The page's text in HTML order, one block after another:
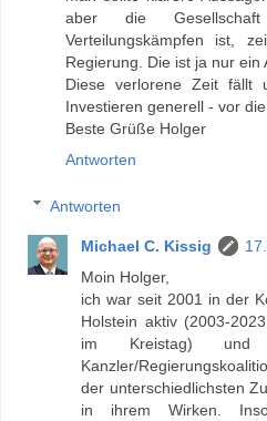
aber die
Verteilungskämpfen ist,
Regierung. Die ist ja nur ein
Diese verlorene Zeit
Investieren generell - vor
Beste Grüße Holger
Antworten
Antworten
Michael C. Kissig
Moin Holger,
ich war seit 2001 in der
Holstein aktiv (2003-
im Kreistag) und
Kanzler/
der unterschiedlichsten
in ihrem Wirken.